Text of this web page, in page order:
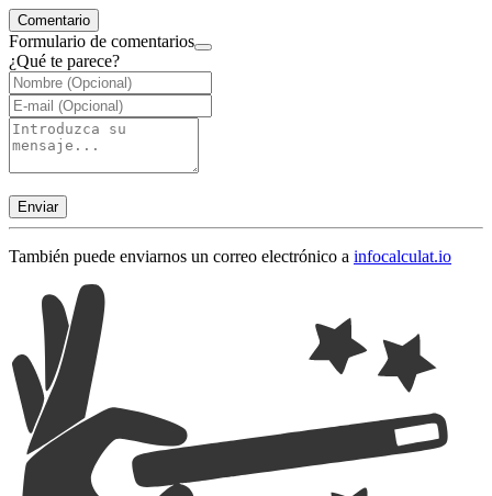
Comentario
Formulario de comentarios
¿Qué te parece?
Enviar
También puede enviarnos un correo electrónico a infocalculat.io